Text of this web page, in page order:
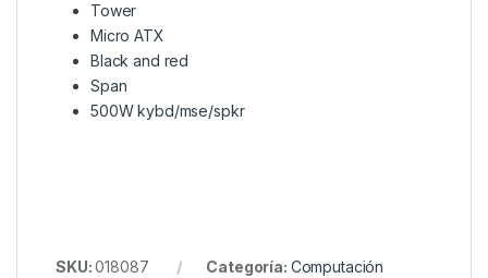
Tower
Micro ATX
Black and red
Span
500W kybd/mse/spkr
SKU:018087 Categoría: Computación